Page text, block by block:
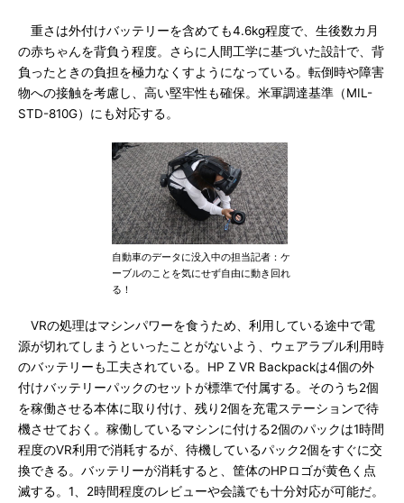
重さは外付けバッテリーを含めても4.6kg程度で、生後数カ月
の赤ちゃんを背負う程度。さらに人間工学に基づいた設計で、背
負ったときの負担を極力なくすようになっている。転倒時や障害
物への接触を考慮し、高い堅牢性も確保。米軍調達基準（MIL-
STD-810G）にも対応する。
自動車のデータに没入中の担当記者：ケ
ーブルのことを気にせず自由に動き回れ
る！
VRの処理はマシンパワーを食うため、利用している途中で電
源が切れてしまうといったことがないよう、ウェアラブル利用時
のバッテリーも工夫されている。HP Z VR Backpackは4個の外
付けバッテリーパックのセットが標準で付属する。そのうち2個
を稼働させる本体に取り付け、残り2個を充電ステーションで待
機させておく。稼働しているマシンに付ける2個のパックは1時間
程度のVR利用で消耗するが、待機しているパック2個をすぐに交
換できる。バッテリーが消耗すると、筐体のHPロゴが黄色く点
滅する。1、2時間程度のレビューや会議でも十分対応が可能だ。